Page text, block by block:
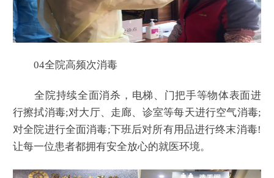
04全院高频次消毒
全院持续全面消杀，电梯、门把手等物体表面进
行擦拭消毒;对大厅、走廊、诊室等每天进行空气消毒;
对全院进行全面消毒;下班后对所有用品进行终末消毒!
让每一位患者都拥有安全放心的就医环境。